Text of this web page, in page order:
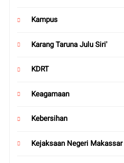
Kampus
Karang Taruna Julu Siri'
KDRT
Keagamaan
Kebersihan
Kejaksaan Negeri Makassar